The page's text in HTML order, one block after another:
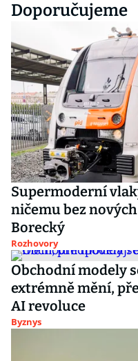
Doporučujeme
Supermoderní
ničemu bez
Borecký
Rozhovory
Obchodní modely
extrémně mění,
AI revoluce
Byznys